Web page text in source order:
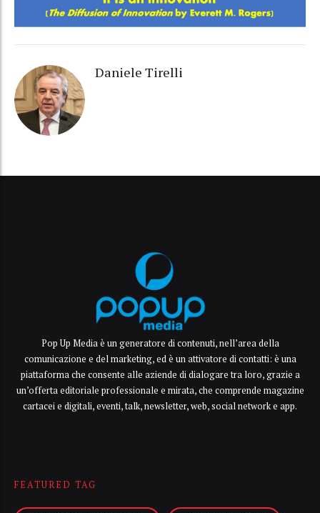
Daniele Tirelli
Pop Up Media è un generatore di contenuti, nell’area della
comunicazione e del marketing, ed è un attivatore di contatti: è una
piattaforma che consente alle aziende di dialogare tra loro, grazie a
un’offerta editoriale professionale e mirata, che comprende magazine
cartacei e digitali, eventi, talk, newsletter, web, social network e app.
FEATURED TAG